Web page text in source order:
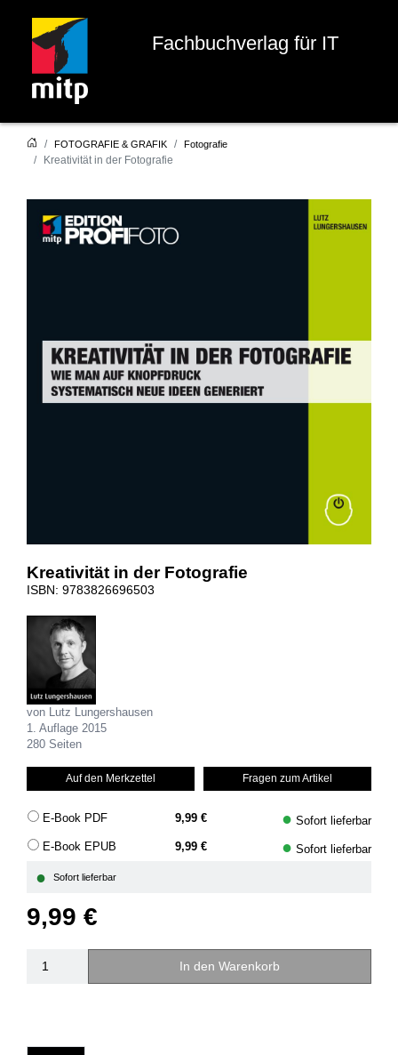
Fachbuchverlag für IT
FOTOGRAFIE & GRAFIK Fotografie
Kreativität in der Fotografie
Kreativität in der Fotografie
ISBN: 9783826696503
von Lutz Lungershausen
1. Auflage 2015
280 Seiten
Auf den Merkzettel Fragen zum Artikel
E-Book PDF 9,99 € ● Sofort lieferbar
E-Book EPUB 9,99 € ● Sofort lieferbar
● Sofort lieferbar
9,99 €
In den Warenkorb